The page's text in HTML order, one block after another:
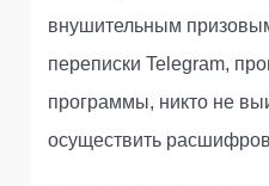
внушительным
переписки Telegram,
программы, никто не
осуществить